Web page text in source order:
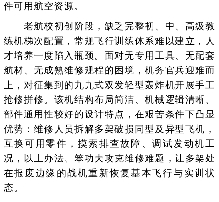
件可用航空资源。
老航校初创阶段，缺乏完整初、中、高级教
练机梯次配置，常规飞行训练体系难以建立，人
才培养一度陷入瓶颈。面对无专用工具、无配套
航材、无成熟维修规程的困境，机务官兵迎难而
上，对征集到的九九式双发轻型轰炸机开展手工
抢修拼修。该机结构布局简洁、机械逻辑清晰、
部件通用性较好的设计特点，在艰苦条件下凸显
优势：维修人员拆解多架破损同型及异型飞机，
互换可用零件，摸索排查故障、调试发动机工
况，以土办法、笨功夫攻克维修难题，让多架处
在报废边缘的战机重新恢复基本飞行与实训状
态。